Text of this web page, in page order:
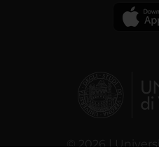
© 2026 |